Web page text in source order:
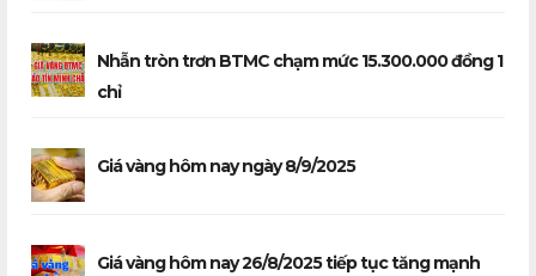
Nhẫn tròn trơn BTMC chạm mức 15.300.000 đồng 1
chỉ
Giá vàng hôm nay ngày 8/9/2025
Giá vàng hôm nay 26/8/2025 tiếp tục tăng mạnh